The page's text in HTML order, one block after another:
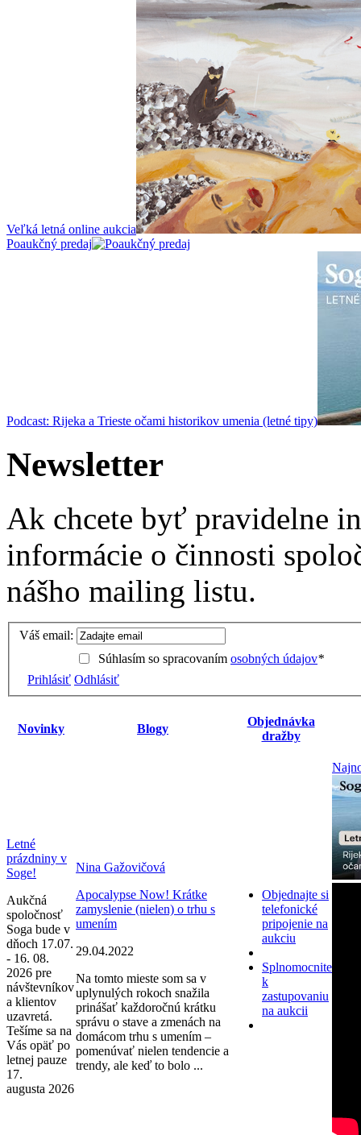
Veľká letná online aukcia
Poaukčný predaj
Podcast: Rijeka a Trieste očami historikov umenia (letné tipy)
Newsletter
Ak chcete byť pravidelne
informácie o činnosti
nášho mailing listu.
Váš email:
Súhlasím so spracovaním osobných údajov*
Prihlásiť Odhlásiť
Novinky Blogy
Objednávka
dražby
Letné
prázdniny v
Soge!
Aukčná
spoločnosť
Soga bude v
dňoch 17.07.
- 16. 08.
2026 pre
návštevníkov
a klientov
uzavretá.
Tešíme sa na
Vás opäť po
letnej pauze
17.
augusta 2026
Nina Gažovičová
Apocalypse Now! Krátke
zamyslenie (nielen) o trhu s
umením
29.04.2022
Na tomto mieste som sa v
uplynulých rokoch snažila
prinášať každoročnú krátku
správu o stave a zmenách na
domácom trhu s umením –
pomenúvať nielen tendencie a
trendy, ale keď to bolo ...
Objednajte si
telefonické
pripojenie na
aukciu
Splnomocnite
k
zastupovaniu
na aukcii